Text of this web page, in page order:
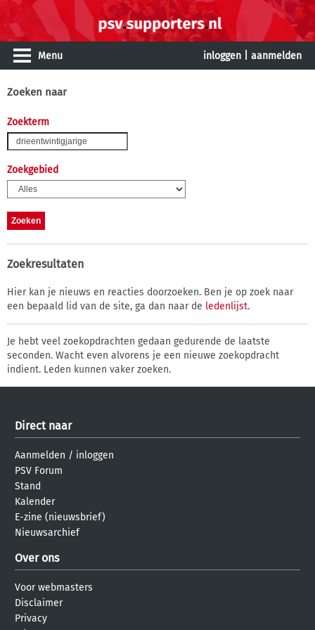
Menu inloggen aanmelden
Zoeken naar
Zoekterm
Zoekgebied
Zoekresultaten
Hier kan je nieuws en reacties doorzoeken. Ben je op zoek naar
een bepaald lid van de site, ga dan naar de ledenlijst.
Je hebt veel zoekopdrachten gedaan gedurende de laatste
seconden. Wacht even alvorens je een nieuwe zoekopdracht
indient. Leden kunnen vaker zoeken.
Direct naar
Aanmelden / inloggen
PSV Forum
Stand
Kalender
E-zine (nieuwsbrief)
Nieuwsarchief
Over ons
Voor webmasters
Disclaimer
Privacy